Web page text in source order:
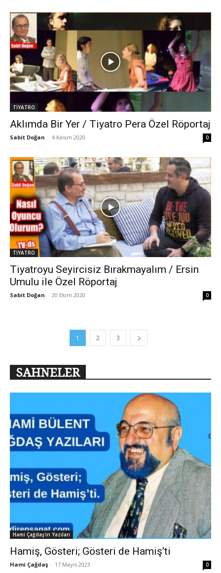
TİYATRO
Aklımda Bir Yer / Tiyatro Pera Özel Röportaj
Sabit Doğan - 4 Kasım 2020 0
TİYATRO
Tiyatroyu Seyircisiz Bırakmayalım / Ersin
Umulu ile Özel Röportaj
Sabit Doğan - 20 Ekim 2020 0
1 2 3
SAHNELER
Hami Çağdaş'ın Yazıları
Hamiş, Gösteri; Gösteri de Hamiş’ti
Hami Çağdaş - 17 Mayıs 2023 0